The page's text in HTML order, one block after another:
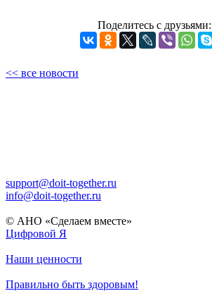
Поделитесь с друзьями:
<< все новости
support@doit-together.ru
info@doit-together.ru
© АНО «Сделаем вместе»
Цифровой Я
Наши ценности
Правильно быть здоровым!